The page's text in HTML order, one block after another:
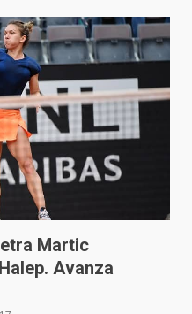
Martic
Avanza